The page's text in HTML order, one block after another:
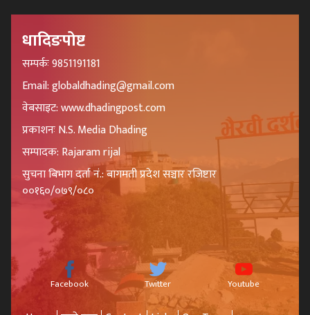
धादिङपोष्ट
सम्पर्कः 9851191181
Email: globaldhading@gmail.com
वेबसाइट: www.dhadingpost.com
प्रकाशनः N.S. Media Dhading
सम्पादक: Rajaram rijal
सुचना बिभाग दर्ता नं.: बागमती प्रदेश सञ्चार रजिष्टार
००१६०/०७९/०८०
Facebook Twitter Youtube